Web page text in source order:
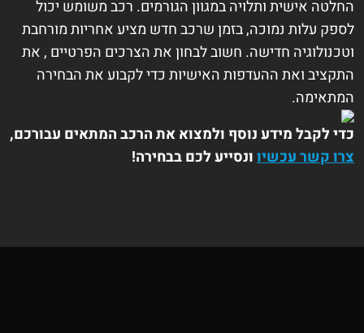
החלטה אישית ותלויה במגוון הגורמים. רכב משומש יכול
לספק עלות נמוכה, בזמן שרכב חדש מציע אחריות מורחבת
וטכנולוגיה חדישה. חשוב לבחון את הצרכים הפרטיים , את
התקציב ואת ההעדפות האישיות כדי לקבוע את הבחירה
המתאימה.
כדי לקבל מידע נוסף ולמצוא את הרכב המתאים עבורכם,
צרו קשר עכשיוונסייע לכם בבחירה!